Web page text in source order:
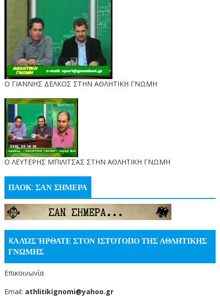
Ο ΓΙΑΝΝΗΣ ΔΕΛΚΟΣ ΣΤΗΝ ΑΘΛΗΤΙΚΗ ΓΝΩΜΗ
O ΛΕΥΤΕΡΗΣ ΜΠΙΛΙΤΣΑΣ ΣΤΗΝ ΑΘΛΗΤΙΚΗ ΓΝΩΜΗ
ΠΑΟΚ: ΣΑΝ ΣΗΜΕΡΑ
KΑΛΏΣ ΉΡΘΑΤΕ ΣΤΟΝ ΙΣΤΌΤΟΠΟ ΤΗΣ ΑΘΛΗΤΙΚΗΣ
ΓΝΩΜΗΣ
Επικοινωνία
Email: athlitikignomi@yahoo.gr